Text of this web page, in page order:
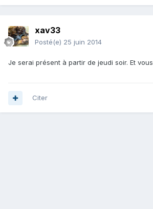
xav33
Posté(e) 25 juin 2014
Je serai présent à partir de jeudi soir. Et
Citer